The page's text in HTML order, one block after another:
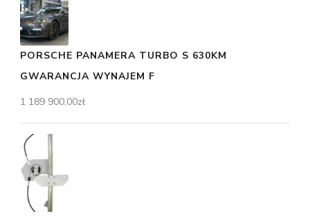
PORSCHE PANAMERA TURBO S 630KM
GWARANCJA WYNAJEM F
1 189 900,00zł